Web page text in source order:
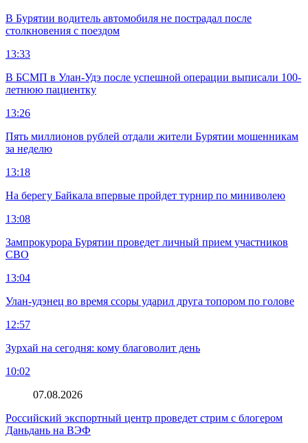
В Бурятии водитель автомобиля не пострадал после
столкновения с поездом
13:33
В БСМП в Улан-Удэ после успешной операции выписали 100-
летнюю пациентку
13:26
Пять миллионов рублей отдали жители Бурятии мошенникам
за неделю
13:18
На берегу Байкала впервые пройдет турнир по миниволею
13:08
Зампрокурора Бурятии проведет личный прием участников
СВО
13:04
Улан-удэнец во время ссоры ударил друга топором по голове
12:57
Зурхай на сегодня: кому благоволит день
10:02
07.08.2026
Российский экспортный центр проведет стрим с блогером
Даньдань на ВЭФ